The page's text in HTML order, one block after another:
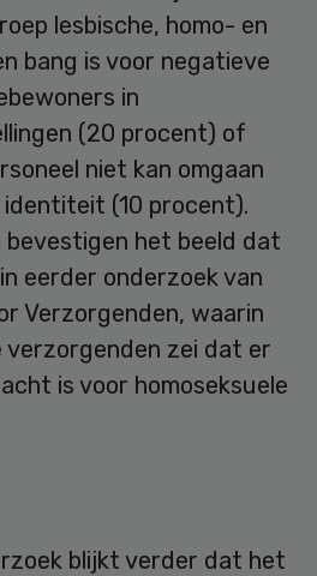
lesbische, homo- en
bang is voor negatieve
in
(20 procent) of
niet kan omgaan
(10 procent).
bevestigen het beeld dat
eerder onderzoek van
Verzorgenden, waarin
verzorgenden zei dat er
is voor homoseksuele
blijkt verder dat het